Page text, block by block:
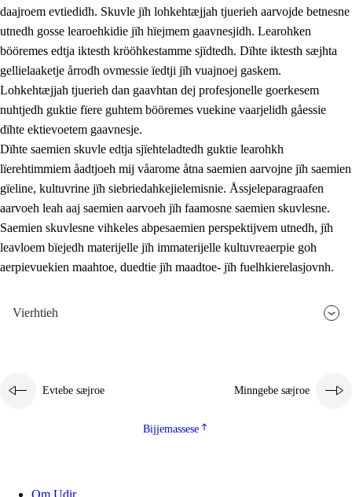
1.5 Eatnemem krööhkestidh jïh byjresegoerkesevoete
1.6 Demokratije jïh meatanårrome
daajroem evtiedidh. Skuvle jïh lohkehtæjjah tjuerieh aarvojde betnesne
utnedh gosse learoehkidie jïh hïejmem gaavnesjidh. Learohken
bööremes edtja iktesth krööhkestamme sjïdtedh. Dïhte iktesth sæjhta
gellielaaketje årrodh ovmessie ïedtji jïh vuajnoej gaskem.
Lohkehtæjjah tjuerieh dan gaavhtan dej profesjonelle goerkesem
nuhtjedh guktie fïere guhtem bööremes vuekine vaarjelidh gåessie
dïhte ektievoetem gaavnesje.
Dïhte saemien skuvle edtja sjïehteladtedh guktie learohkh
lïerehtimmiem åadtjoeh mij våarome åtna saemien aarvojne jïh saemien
gïeline, kultuvrine jïh siebriedahkejielemisnie. Åssjeleparagraafen
aarvoeh leah aaj saemien aarvoeh jïh faamosne saemien skuvlesne.
Saemien skuvlesne vihkeles abpesaemien perspektijvem utnedh, jïh
leavloem bïejedh materijelle jïh immaterijelle kultuvreaerpie goh
aerpievuekien maahtoe, duedtie jïh maadtoe- jïh fuelhkierelasjovnh.
Vierhtieh
Evtebe sæjroe Minngebe sæjroe
Bijjemassese